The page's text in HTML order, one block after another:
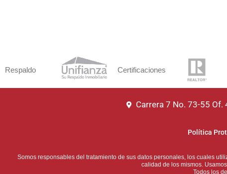
Respaldo Certificaciones
Carrera 7 No. 73-55
Política
Somos responsables del tratamiento de sus datos personales, los cuales
calidad de los mismos.
Todos los